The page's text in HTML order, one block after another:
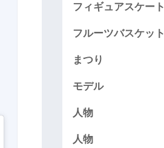
フィギュアスケート
フルーツバスケット
まつり
モデル
人物
人物